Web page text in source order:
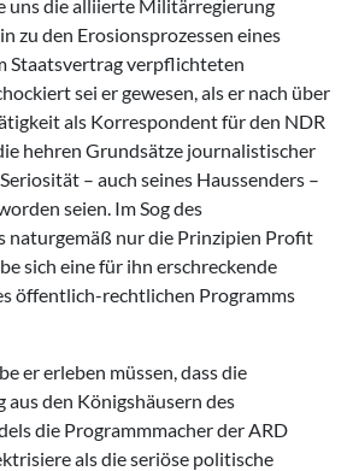
uns die alliierte Militärregierung
zu den Erosionsprozessen eines
Staatsvertrag verpflichteten
sei er gewesen, als er nach über
als Korrespondent für den NDR
hehren Grundsätze journalistischer
– auch seines Haussenders –
seien. Im Sog des
naturgemäß nur die Prinzipien Profit
sich eine für ihn erschreckende
öffentlich-rechtlichen Programms
er erleben müssen, dass die
den Königshäusern des
die Programmmacher der ARD
als die seriöse politische